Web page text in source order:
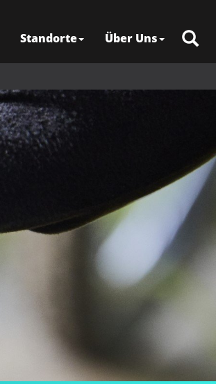
Standorte Über Uns